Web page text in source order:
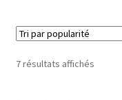
7 résultats affichésTrié